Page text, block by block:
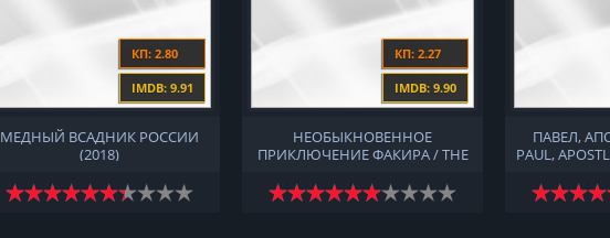
КП: 2.80
IMDB: 9.91
МЕДНЫЙ ВСАДНИК РОССИИ
(2018)
КП: 2.27
IMDB: 9.90
НЕОБЫКНОВЕННОЕ
ПРИКЛЮЧЕНИЕ ФАКИРА / THE
THE FAKIR (2018)
ПАВЕЛ,
PAUL,